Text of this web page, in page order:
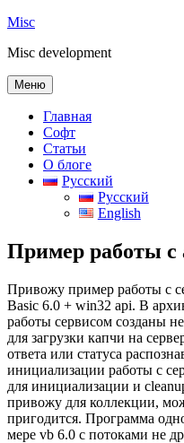
Перейти
содержимому
Misc
Misc development
Меню
Главная
Софт
Статьи
О блоге
Русский
Русский
English
Пример работы с
Привожу пример работы с
Basic 6.0 + win32 api. В
работы сервисом созданы
для загрузки капчи на
ответа или статуса
инициализации работы с
для инициализации и
привожу для коллекции,
пригодится. Программа
мере vb 6.0 с потоками не